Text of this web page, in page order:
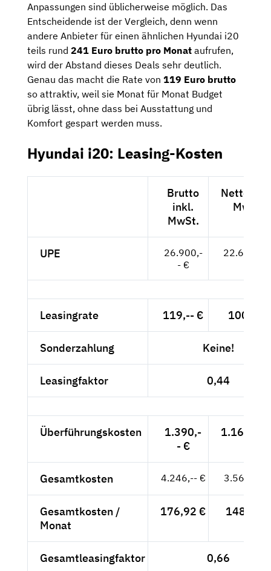
Anpassungen sind üblicherweise möglich. Das
Entscheidende ist der Vergleich, denn wenn
andere Anbieter für einen ähnlichen Hyundai i20
teils rund 241 Euro brutto pro Monat aufrufen,
wird der Abstand dieses Deals sehr deutlich.
Genau das macht die Rate von 119 Euro brutto
so attraktiv, weil sie Monat für Monat Budget
übrig lässt, ohne dass bei Ausstattung und
Komfort gespart werden muss.
Hyundai i20: Leasing-Kosten
Brutto
inkl.
MwSt.
Netto
MwSt.
UPE
26.900,-
- €
22.605,--
Leasingrate 119,-- € 100,-- €
Sonderzahlung Keine!
Leasingfaktor 0,44
Überführungskosten
1.390,-
- €
1.168,07
Gesamtkosten 4.246,-- € 3.568,07
Gesamtkosten /
Monat
176,92 € 148,67 €
Gesamtleasingfaktor 0,66